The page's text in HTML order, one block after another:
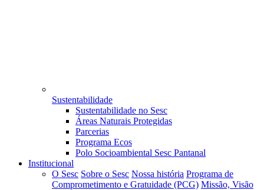
Sustentabilidade
Sustentabilidade no Sesc
Áreas Naturais Protegidas
Parcerias
Programa Ecos
Polo Socioambiental Sesc Pantanal
Institucional
O Sesc Sobre o Sesc Nossa história Programa de
Comprometimento e Gratuidade (PCG) Missão, Visão